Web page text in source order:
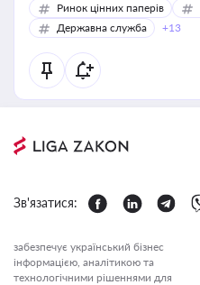
Ринок цінних паперів
Державна служба
+13
Зв'язатися:
забезпечує український бізнес
інформацією, аналітикою та
технологічними рішеннями для